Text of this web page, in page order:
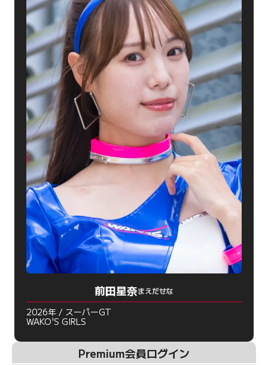
前田星奈まえだせな
2026年 / スーパーGT
WAKO'S GIRLS
Premium会員ログイン